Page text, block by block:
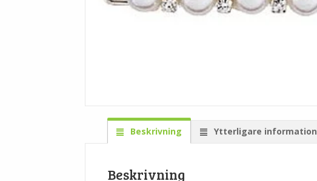
Beskrivning Ytterligare information
Beskrivning